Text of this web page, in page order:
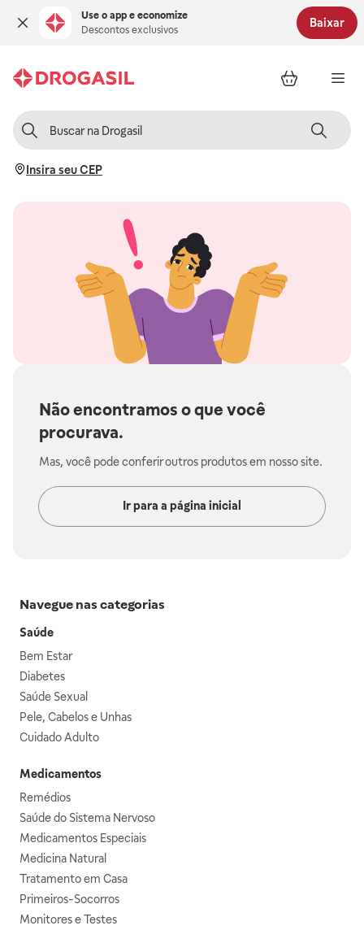
Use o app e economize
Descontos exclusivos
Baixar
Insira seu CEP
Não encontramos o que você
procurava.
Mas, você pode conferir outros produtos em nosso site.
Ir para a página inicial
Navegue nas categorias
Saúde
Bem Estar
Diabetes
Saúde Sexual
Pele, Cabelos e Unhas
Cuidado Adulto
Medicamentos
Remédios
Saúde do Sistema Nervoso
Medicamentos Especiais
Medicina Natural
Tratamento em Casa
Primeiros-Socorros
Monitores e Testes